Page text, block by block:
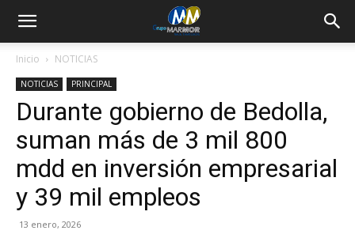
Inicio NOTICIAS
NOTICIAS PRINCIPAL
Durante gobierno de Bedolla,
suman más de 3 mil 800
mdd en inversión empresarial
y 39 mil empleos
13 enero, 2026